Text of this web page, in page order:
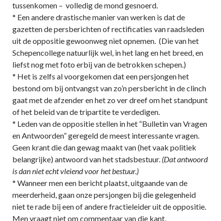
tussenkomen – volledig de mond gesnoerd.
* Een andere drastische manier van werken is dat de
gazetten de persberichten of rectificaties van raadsleden
uit de oppositie gewoonweg niet opnemen. (Die van het
Schepencollege natuurlijk wel, in het lang en het breed, en
liefst nog met foto erbij van de betrokken schepen.)
* Het is zelfs al voorgekomen dat een persjongen het
bestond om bij ontvangst van zo’n persbericht in de clinch
gaat met de afzender en het zo ver dreef om het standpunt
of het beleid van de tripartite te verdedigen.
* Leden van de oppositie stellen in het “Bulletin van Vragen
en Antwoorden” geregeld de meest interessante vragen.
Geen krant die dan gewag maakt van (het vaak politiek
belangrijke) antwoord van het stadsbestuur. (Dat antwoord
is dan niet echt vleiend voor het bestuur.)
* Wanneer men een bericht plaatst, uitgaande van de
meerderheid, gaan onze persjongen bij die gelegenheid
niet te rade bij een of andere fractieleider uit de oppositie.
Men vraagt niet om commentaar van die kant.